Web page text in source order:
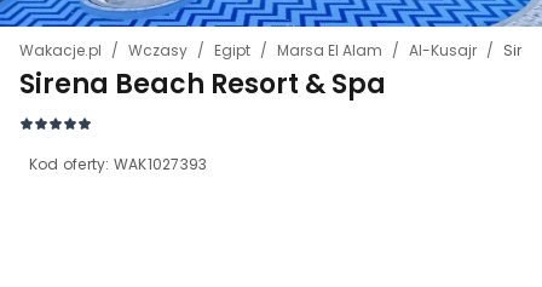
Wakacje.pl Wczasy Egipt Marsa El Alam Al-Kusajr
Sirena Beach Resort & Spa
Kod oferty: WAK1027393